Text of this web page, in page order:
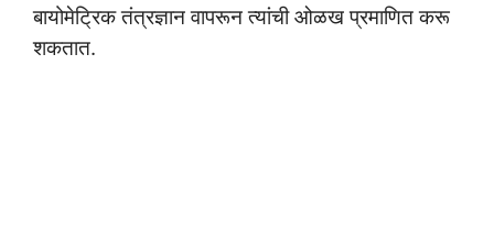
बायोमेट्रिक तंत्रज्ञान वापरून त्यांची ओळख प्रमाणित करू
शकतात.